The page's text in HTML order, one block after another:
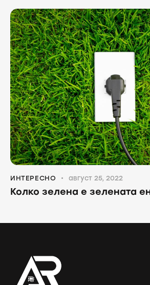
ИНТЕРЕСНО август 25, 2022
Колко зелена е зелената